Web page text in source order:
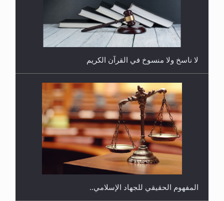
هل يُحسب حول الزكاة وفق السنة الميلادية أو الهجرية؟
هل يجوز فتح مشروع كوافير نسائي للمحجبات وغير
المحجبات؟
لا ناسخ ولا منسوخ في القرآن الكريم
المفهوم الحقيقي للجهاد الإسلامي..